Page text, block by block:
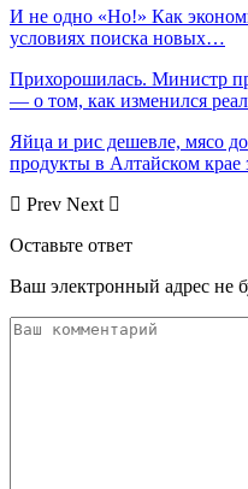
И не одно «Но!» Как
условиях поиска новых…
Прихорошилась. Министр
— о том, как изменился
Яйца и рис дешевле, мясо
продукты в Алтайском
Prev Next
Оставьте ответ
Ваш электронный адрес не